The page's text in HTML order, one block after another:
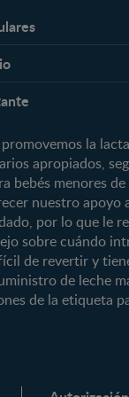
la
apropiados,
bebés menores
nuestro apoyo
por lo que le
sobre cuándo
de revertir y
de leche
de la etiqueta